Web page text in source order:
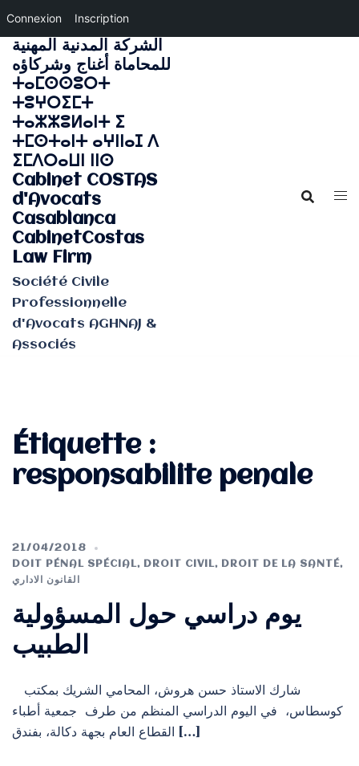
Connexion Inscription
Aller
au
contenu
الشركة المدنية المهنية
للمحاماة أغناج وشركاؤه
ⵜⴰⵎⵙⵙⵓⵔⵜ
ⵜⵓⵖⵔⵉⵎⵜ
ⵜⴰⵣⵣⵓⵍⴰⵏⵜ ⵉ
ⵜⵎⵙⵜⴰⵏⵜ ⴰⵖⵏⵏⴰⵊ ⴷ
ⵉⵎⴷⵔⴰⵡⵏ ⵏⵏⵙ
Cabinet COSTAS
d'Avocats
Casablanca
CabinetCostas
Law Firm
Société Civile
Professionnelle
d'Avocats AGHNAJ &
Associés
Étiquette :
responsabilite penale
21/04/2018
DOIT PÉNAL SPÉCIAL, DROIT CIVIL, DROIT DE LA SANTÉ,
القانون الاداري
يوم دراسي حول المسؤولية
الطبيب
كوسطاس، في اليوم الدراسي المنظم من طرف جمعية أطباء
القطاع العام بجهة دكالة، بفندق […]